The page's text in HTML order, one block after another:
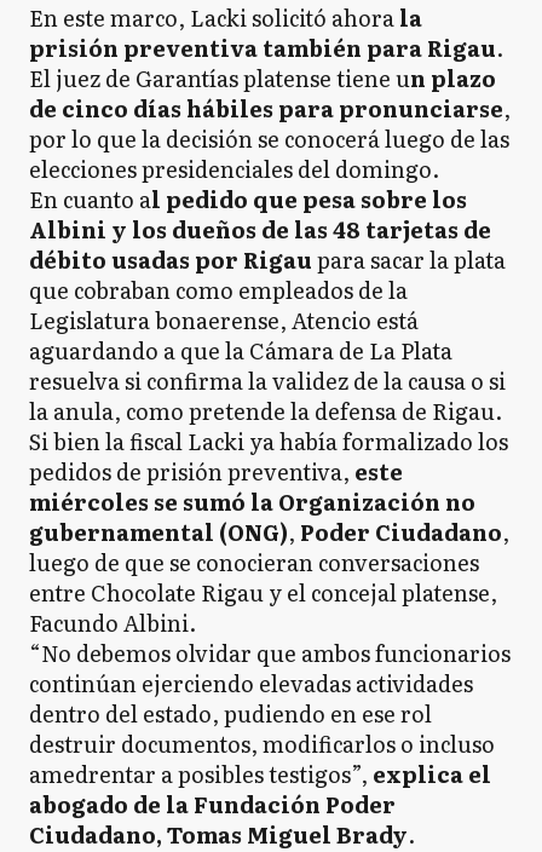
En este marco, Lacki solicitó ahorala
prisión preventiva también para Rigau.
El juez de Garantías platense tiene un plazo
de cinco días hábiles para pronunciarse,
por lo que la decisión se conocerá luego de las
elecciones presidenciales del domingo.
En cuanto al pedido que pesa sobre los
Albini y los dueños de las 48 tarjetas de
débito usadas por Rigaupara sacar la plata
que cobraban como empleados de la
Legislatura bonaerense, Atencio está
aguardando a que la Cámara de La Plata
resuelva si confirma la validez de la causa o si
la anula, como pretende la defensa de Rigau.
Si bien la fiscal Lacki ya había formalizado los
pedidos de prisión preventiva, este
miércoles se sumó la Organización no
gubernamental (ONG), Poder Ciudadano,
luego de que se conocieran conversaciones
entre Chocolate Rigau y el concejal platense,
Facundo Albini.
“No debemos olvidar que ambos funcionarios
continúan ejerciendo elevadas actividades
dentro del estado, pudiendo en ese rol
destruir documentos, modificarlos o incluso
amedrentar a posibles testigos”, explica el
abogado de la Fundación Poder
Ciudadano, Tomas Miguel Brady.